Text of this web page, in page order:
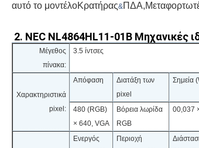
αυτό το μοντέλοΚρατήρας&ΠΔΑ,
2. NEC NL4864HL11-01B Μηχανικές
Μέγεθος
πίνακα:
3.5 ίντσες
Χαρακτηριστικά
pixel:
Απόφαση
Διατάξη των
pixel
Σημεία
480 (RGB)
× 640, VGA
Βόρεια λωρίδα
RGB
00,037
Ενεργός
Περιοχή